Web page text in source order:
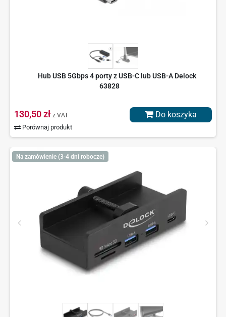
Hub USB 5Gbps 4 porty z USB-C lub USB-A Delock
63828
130,50 zł z VAT
Porównaj produkt
Do koszyka
Na zamówienie (3-4 dni robocze)